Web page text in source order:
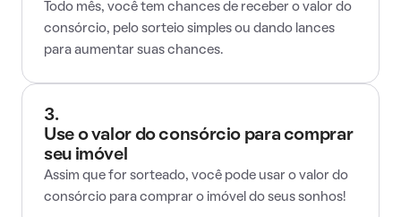
Todo mês, você tem chances de receber o valor do
consórcio, pelo sorteio simples ou dando lances
para aumentar suas chances.
3.
Use o valor do consórcio para comprar
seu imóvel
Assim que for sorteado, você pode usar o valor do
consórcio para comprar o imóvel do seus sonhos!